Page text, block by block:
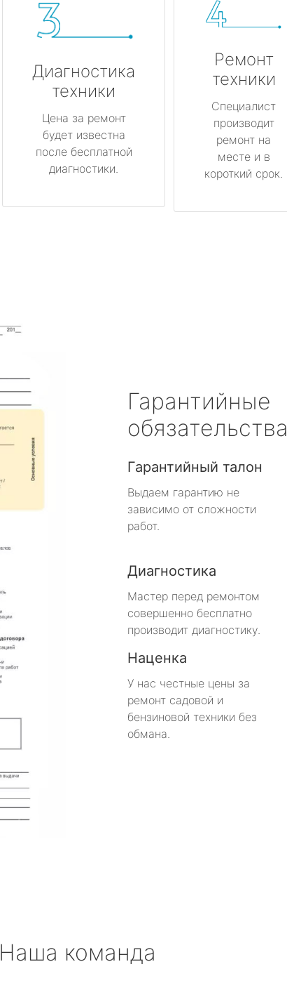
Диагностика
техники
Цена за ремонт
будет известна
после бесплатной
диагностики.
Ремонт
техники
Специалист
производит
ремонт на
месте и в
короткий срок.
Гарантийные
обязательства
Гарантийный талон
Выдаем гарантию не
зависимо от сложности
работ.
Диагностика
Мастер перед ремонтом
совершенно бесплатно
производит диагностику.
Наценка
У нас честные цены за
ремонт садовой и
бензиновой техники без
обмана.
Наша команда